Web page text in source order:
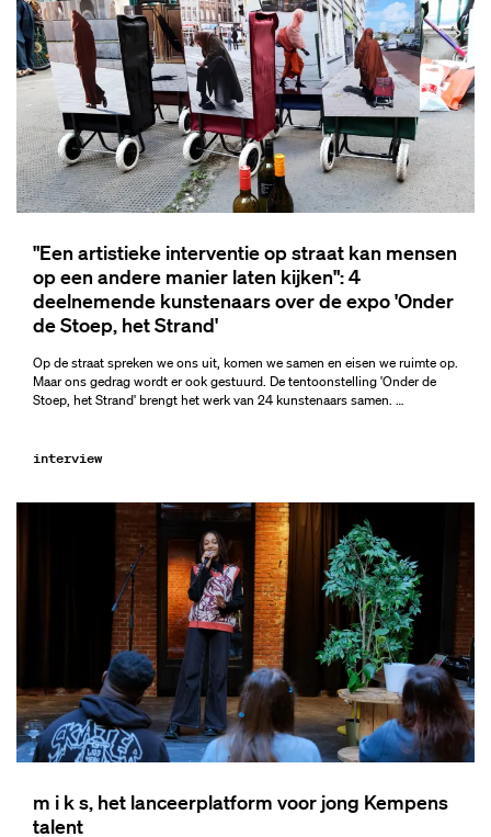
"Een artistieke interventie op straat kan mensen
op een andere manier laten kijken": 4
deelnemende kunstenaars over de expo 'Onder
de Stoep, het Strand'
Op de straat spreken we ons uit, komen we samen en eisen we ruimte op.
Maar ons gedrag wordt er ook gestuurd. De tentoonstelling 'Onder de
Stoep, het Strand' brengt het werk van 24 kunstenaars samen. …
interview
m i k s, het lanceerplatform voor jong Kempens
talent